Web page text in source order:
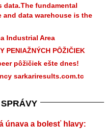
fundamental
and data warehouse is the
Industrial Area
PENIAŽNÝCH PÔŽIČIEK
pôžičiek ešte dnes!
sarkariresults.com.tc
únava a bolesť hlavy: